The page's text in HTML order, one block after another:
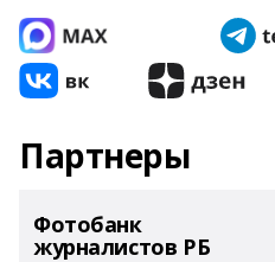
Партнеры
Фотобанк
журналистов РБ